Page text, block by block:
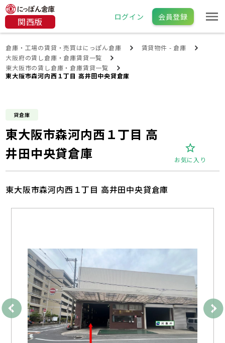
関西版 ログイン 会員登録
倉庫・工場の賃貸・売買はにっぽん倉庫
賃貸物件 - 倉庫
大阪府の賃し倉庫・倉庫賃貸一覧
東大阪市の賃し倉庫・倉庫賃貸一覧
東大阪市森河内西１丁目 高井田中央貸倉庫
貸倉庫
東大阪市森河内西１丁目 高
井田中央貸倉庫
お気に入り
東大阪市森河内西１丁目 高井田中央貸倉庫